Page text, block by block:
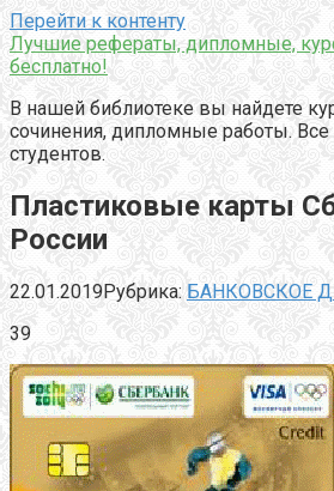
Перейти к контенту
Лучшие рефераты, дипломные,
бесплатно!
В нашей библиотеке вы найдете
сочинения, дипломные работы.
студентов.
Пластиковые карты
России
22.01.2019Рубрика: БАНКОВСКОЕ
39